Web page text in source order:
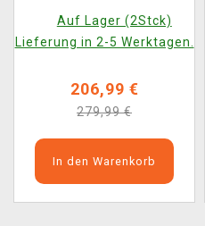
Scale 1/10 (Iron
Studios)
Auf Lager (2Stck)
Lieferung in 2-5 Werktagen.
206,99 €
279,99 €
In den Warenkorb